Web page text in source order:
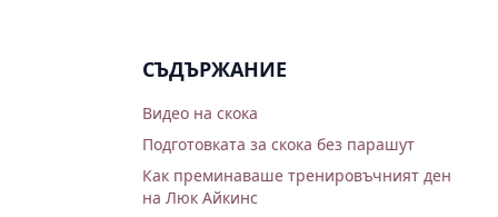
СЪДЪРЖАНИЕ
Видео на скока
Подготовката за скока без парашут
Как преминаваше тренировъчният ден
на Люк Айкинс